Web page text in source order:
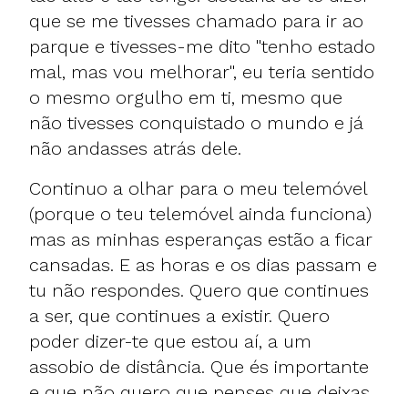
que se me tivesses chamado para ir ao
parque e tivesses-me dito "tenho estado
mal, mas vou melhorar", eu teria sentido
o mesmo orgulho em ti, mesmo que
não tivesses conquistado o mundo e já
não andasses atrás dele.
Continuo a olhar para o meu telemóvel
(porque o teu telemóvel ainda funciona)
mas as minhas esperanças estão a ficar
cansadas. E as horas e os dias passam e
tu não respondes. Quero que continues
a ser, que continues a existir. Quero
poder dizer-te que estou aí, a um
assobio de distância. Que és importante